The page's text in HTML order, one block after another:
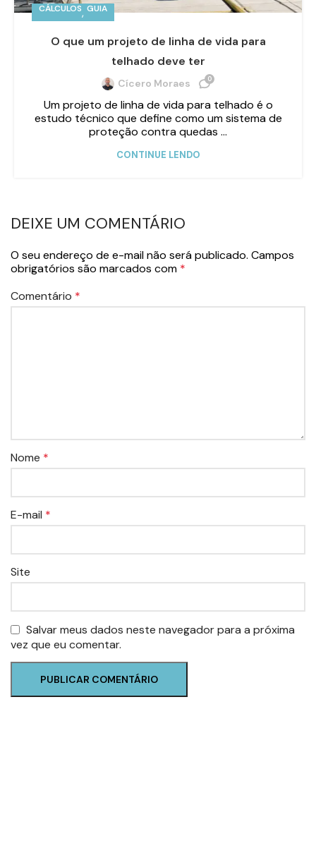
CÁLCULOS, GUIA
O que um projeto de linha de vida para
telhado deve ter
Cícero Moraes 0
Um projeto de linha de vida para telhado é o
estudo técnico que define como um sistema de
proteção contra quedas ...
CONTINUE LENDO
DEIXE UM COMENTÁRIO
O seu endereço de e-mail não será publicado. Campos
obrigatórios são marcados com *
Comentário *
Nome *
E-mail *
Site
Salvar meus dados neste navegador para a próxima
vez que eu comentar.